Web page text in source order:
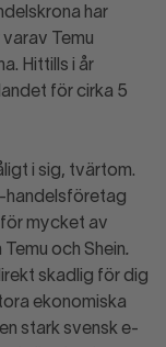
har
Temu
Hittills i år
för cirka 5
i sig, tvärtom.
handelsföretag
för mycket av
och Shein.
skadlig för dig
ekonomiska
stark svensk e-